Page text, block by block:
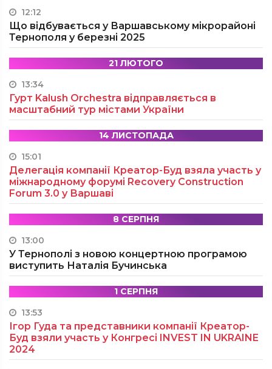
12:12
Що відбувається у Варшавському мікрорайоні
Тернополя у березні 2025
21 ЛЮТОГО
13:34
Гурт Kalush Orchestra відправляється в
масштабний тур містами України
14 ЛИСТОПАДА
15:01
Делегація компанії Креатор-Буд взяла участь у
міжнародному форумі Recovery Construction
Forum 3.0 у Варшаві
8 СЕРПНЯ
13:00
У Тернополі з новою концертною програмою
виступить Наталія Бучинська
1 СЕРПНЯ
13:53
Ігор Гуда та представники компанії Креатор-
Буд взяли участь у Конгресі INVEST IN UKRAINE
2024